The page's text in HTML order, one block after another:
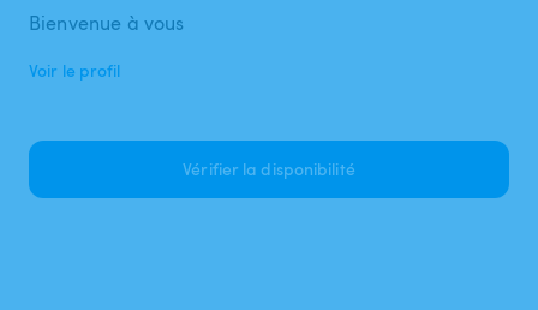
Bienvenue à vous
Voir le profil
Vérifier la disponibilité